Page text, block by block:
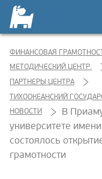
ФИНАНСОВАЯ
МЕТОДИЧЕСКИЙ ЦЕНТР.
ПАРТНЕРЫ ЦЕНТРА
ТИХООКЕАНСКИЙ
НОВОСТИ
В
университете
состоялось
грамотности